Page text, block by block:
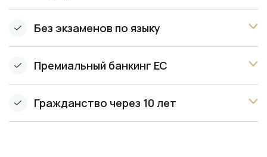
Без экзаменов по языку
Премиальный банкинг ЕС
Гражданство через 10 лет